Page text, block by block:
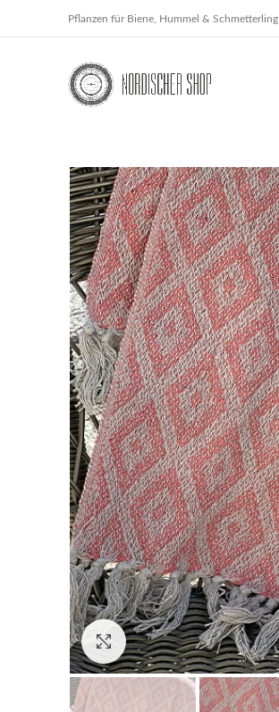
Pflanzen für Biene, Hummel & Schmetterling
Click to enlarge